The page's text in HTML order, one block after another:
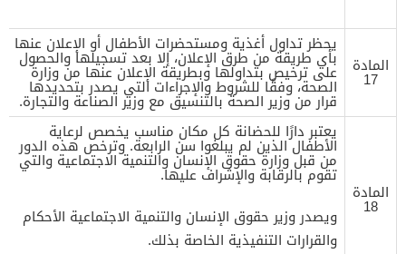
المادة
17
يحظر تداول أغذية ومستحضرات الأطفال أو الإعلان عنها
بأي طريقة من طرق الإعلان، إلا بعد تسجيلها والحصول
على ترخيص بتداولها وبطريقة الإعلان عنها من وزارة
الصحة، وفقًا للشروط والإجراءات التي يصدر بتحديدها
قرار من وزير الصحة بالتنسيق مع وزير الصناعة والتجارة.
المادة
18
يعتبر دارًا للحضانة كل مكان مناسب يخصص لرعاية
الأطفال الذين لم يبلغوا سن الرابعة. وترخص هذه الدور
من قبل وزارة حقوق الإنسان والتنمية الاجتماعية والتي
تقوم بالرقابة والإشراف عليها.
ويصدر وزير حقوق الإنسان والتنمية الاجتماعية الأحكام
والقرارات التنفيذية الخاصة بذلك.